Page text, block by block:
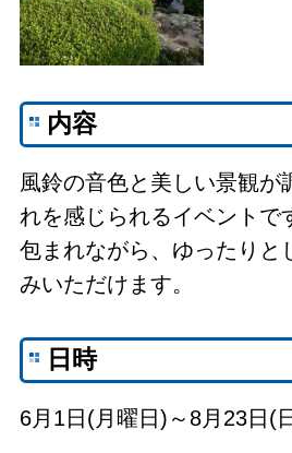
内容
風鈴の音色と美しい景観が
れを感じられるイベントで
包まれながら、ゆったりと
みいただけます。
日時
6月1日(月曜日)～8月23日(